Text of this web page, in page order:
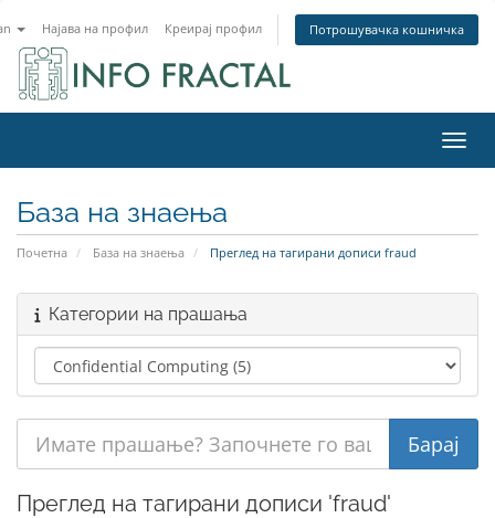
Најава на профил Креирај профил Потрошувачка кошничка
База на знаења
Почетна База на знаења Преглед на тагирани дописи fraud
Категории на прашања
Преглед на тагирани дописи 'fraud'